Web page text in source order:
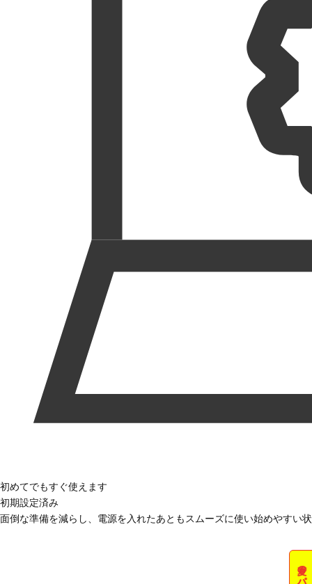
初めてでもすぐ使えます
初期設定済み
面倒な準備を減らし、電源を入れたあともスムーズに使い始めやすい